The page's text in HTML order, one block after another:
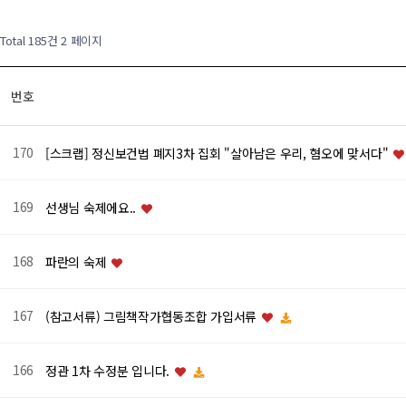
Total 185건 2 페이지
번호
170 [스크랩] 정신보건법 폐지3차 집회 "살아남은 우리, 혐오에 맞서다"
169 선생님 숙제에요..
168 파란의 숙제
167 (참고서류) 그림책작가협동조합 가입서류
166 정관 1차 수정분 입니다.